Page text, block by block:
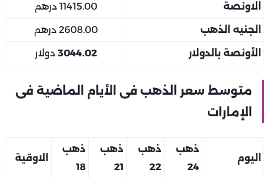
الاونصة 11415.00 درهم
الجنيه الذهب 2608.00 درهم
الأونصة بالدولار 3044.02 دولار
متوسط سعر الذهب فى الأيام الماضية فى
الإمارات
اليوم
ذهب
24
ذهب
22
ذهب
21
ذهب
18
الاوقية